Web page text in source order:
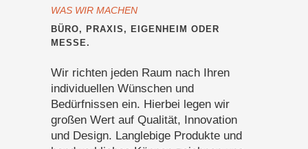
WAS WIR MACHEN
BÜRO, PRAXIS, EIGENHEIM ODER
MESSE.
Wir richten jeden Raum nach Ihren
individuellen Wünschen und
Bedürfnissen ein. Hierbei legen wir
großen Wert auf Qualität, Innovation
und Design. Langlebige Produkte und